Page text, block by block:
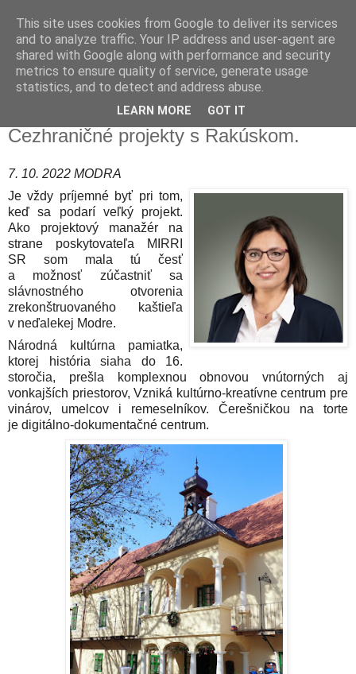
Júlia Štefanidesová: INTERREG.
Cezhraničné projekty s Rakúskom.
7. 10. 2022 MODRA
Je vždy príjemné byť pri tom,
keď sa podarí veľký projekt.
Ako projektový manažér na
strane poskytovateľa MIRRI
SR som mala tú česť
a možnosť zúčastniť sa
slávnostného otvorenia
zrekonštruovaného kaštieľa
v neďalekej Modre.
Národná kultúrna pamiatka,
ktorej história siaha do 16.
storočia, prešla komplexnou obnovou vnútorných aj
vonkajších priestorov, Vzniká kultúrno-kreatívne centrum pre
vinárov, umelcov i remeselníkov. Čerešničkou na torte
je digitálno-dokumentačné centrum.
This site uses cookies from Google to deliver its services
and to analyze traffic. Your IP address and user-agent are
shared with Google along with performance and security
metrics to ensure quality of service, generate usage
statistics, and to detect and address abuse.
LEARN MORE GOT IT